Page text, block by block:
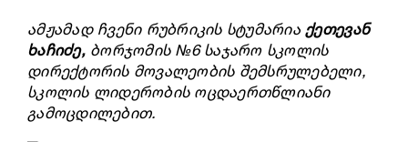
ამჟამად ჩვენი რუბრიკის სტუმარია ქეთევან
ხაჩიძე,ბორჯომის №6საჯარო სკოლის
დირექტორის მოვალეობის შემსრულებელი,
სკოლის ლიდერობის ოცდაერთწლიანი
გამოცდილებით.